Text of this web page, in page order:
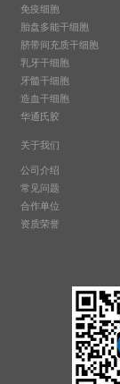
免疫细胞
胎盘多能干细胞
脐带间充质干细胞
乳牙干细胞
牙髓干细胞
造血干细胞
华通氏胶
关于我们
公司介绍
常见问题
合作单位
资质荣誉